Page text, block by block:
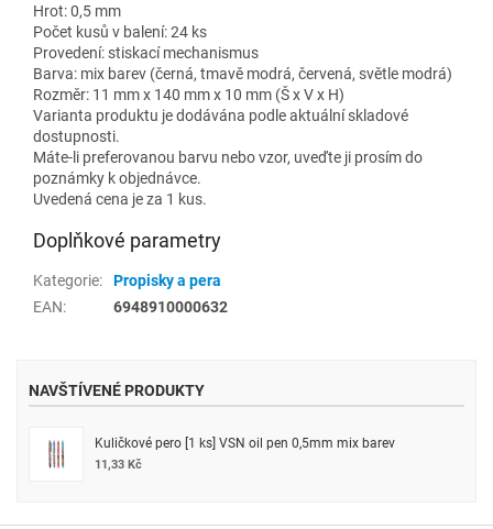
Hrot: 0,5 mm
Počet kusů v balení: 24 ks
Provedení: stiskací mechanismus
Barva: mix barev (černá, tmavě modrá, červená, světle modrá)
Rozměr: 11 mm x 140 mm x 10 mm (Š x V x H)
Varianta produktu je dodávána podle aktuální skladové
dostupnosti.
Máte-li preferovanou barvu nebo vzor, uveďte ji prosím do
poznámky k objednávce.
Uvedená cena je za 1 kus.
Doplňkové parametry
Kategorie:
Propisky a pera
EAN: 6948910000632
NAVŠTÍVENÉ PRODUKTY
Kuličkové pero [1 ks] VSN oil pen 0,5mm mix barev
11,33 Kč